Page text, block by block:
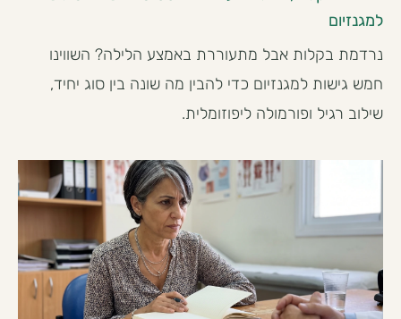
למגנזיום
נרדמת בקלות אבל מתעוררת באמצע הלילה? השווינו
חמש גישות למגנזיום כדי להבין מה שונה בין סוג יחיד,
שילוב רגיל ופורמולה ליפוזומלית.